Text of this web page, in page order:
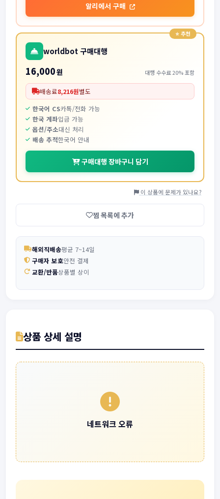
알리에서 구매
worldbot 구매대행
16,000원 대행 수수료 20% 포함
배송료8,216원별도
한국어 CS카톡/전화 가능
한국 계좌입금 가능
옵션/주소대신 처리
배송 추적한국어 안내
구매대행 장바구니 담기
이 상품에 문제가 있나요?
찜 목록에 추가
해외직배송평균 7~14일
구매자 보호안전 결제
교환/반품상품별 상이
상품 상세 설명
네트워크 오류